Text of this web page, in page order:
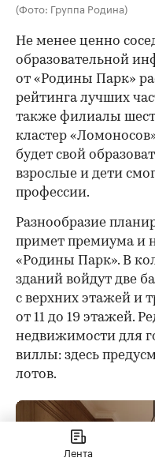
(Фото: Группа Родина)
Не менее ценно
образовательной
от «Родины Парк»
рейтинга лучших
также филиалы
кластер
будет свой
взрослые и дети
профессии.
Разнообразие
примет премиума и
«Родины Парк». В
зданий войдут две
с верхних этажей и
от 11 до 19 этажей.
недвижимости для
виллы: здесь
лотов.
Лента